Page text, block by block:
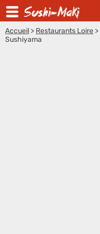
Accueil > Restaurants Loire >
Sushiyama